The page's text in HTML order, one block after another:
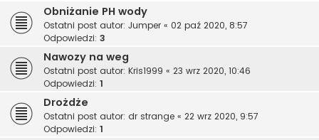
Obniżanie PH wody
Ostatni post autor: Jumper « 02 paź 2020, 8:57
Odpowiedzi: 3
Nawozy na weg
Ostatni post autor: Kris1999 « 23 wrz 2020, 10:46
Odpowiedzi: 1
Drożdże
Ostatni post autor: dr strange « 22 wrz 2020, 9:57
Odpowiedzi: 1